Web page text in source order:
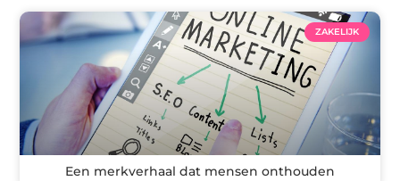
ZAKELIJK
Een merkverhaal dat mensen onthouden